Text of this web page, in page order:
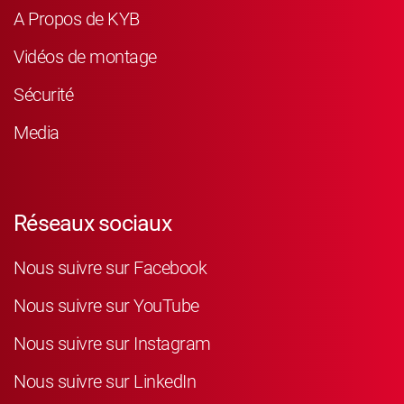
A Propos de KYB
Vidéos de montage
Sécurité
Media
Réseaux sociaux
Nous suivre sur Facebook
Nous suivre sur YouTube
Nous suivre sur Instagram
Nous suivre sur LinkedIn